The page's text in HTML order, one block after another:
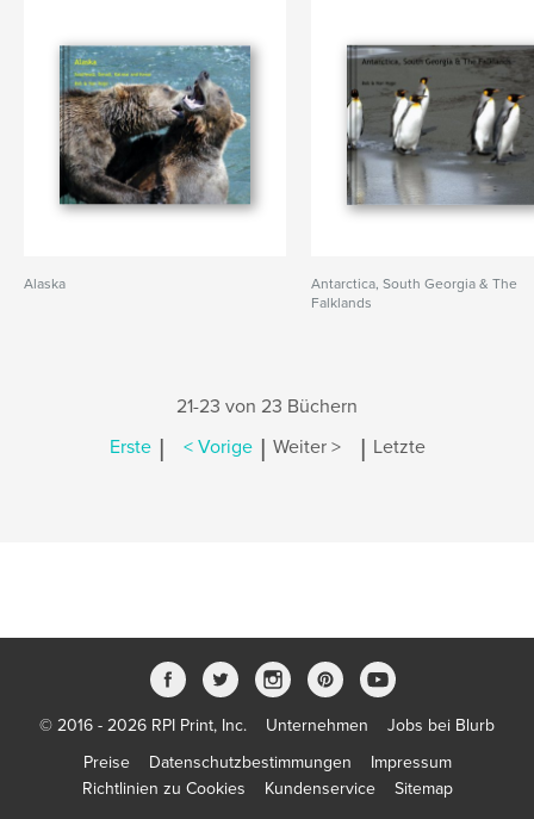
Alaska
Antarctica, South Georgia & The
Falklands
21-23 von 23 Büchern
Erste | < Vorige | Weiter > | Letzte
© 2016 - 2026 RPI Print, Inc. Unternehmen
Jobs bei Blurb
Preise
Datenschutzbestimmungen
Impressum
Richtlinien zu Cookies
Kundenservice Sitemap